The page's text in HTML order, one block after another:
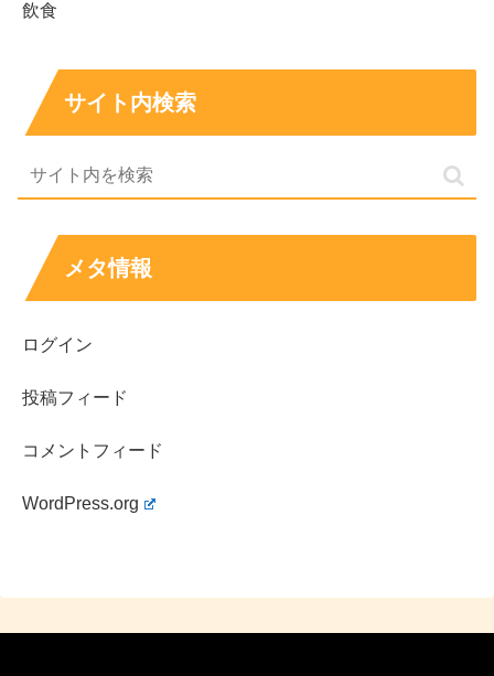
飲食
サイト内検索
メタ情報
ログイン
投稿フィード
コメントフィード
WordPress.org